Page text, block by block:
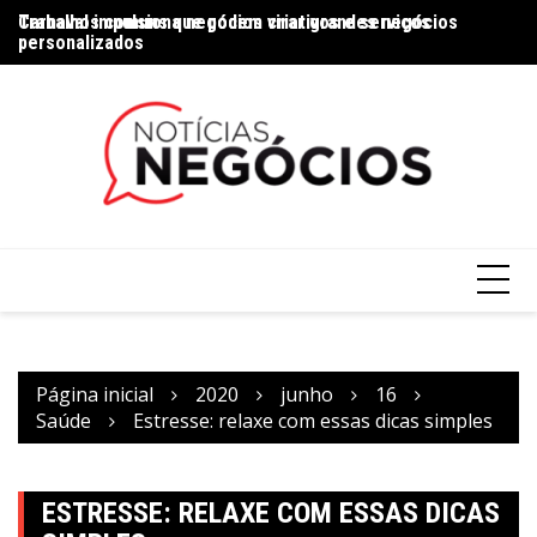
Trabalhos comuns que podem virar grandes negócios
Carnaval impulsiona negócios criativos e serviços
personalizados
Página inicial 2020 junho
16
Saúde
Estresse: relaxe com essas dicas simples
ESTRESSE: RELAXE COM ESSAS DICAS